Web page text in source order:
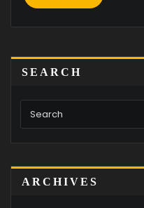
SEARCH
ARCHIVES